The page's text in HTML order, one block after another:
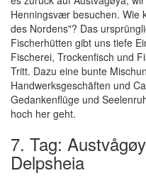
Henningsvær besuchen. Wie
des Nordens"? Das
Fischerhütten gibt uns tiefe
Fischerei, Trockenfisch und
Tritt. Dazu eine bunte
Handwerksgeschäften und
Gedankenflüge und
hoch her geht.
7. Tag:
Delpsheia